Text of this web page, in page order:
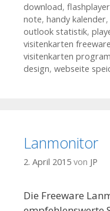
download,
note, handy kalender,
outlook statistik,
visitenkarten freeware
visitenkarten
design, webseite
Lanmonitor
2. April 2015 von JP
Die Freeware